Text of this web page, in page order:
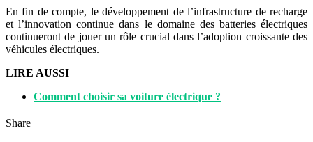
En fin de compte, le développement de l’infrastructure de recharge
et l’innovation continue dans le domaine des batteries électriques
continueront de jouer un rôle crucial dans l’adoption croissante des
véhicules électriques.
LIRE AUSSI
Comment choisir sa voiture électrique ?
Share